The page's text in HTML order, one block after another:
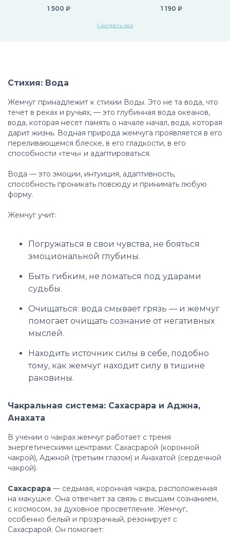
1 500 ₽ 1 190 ₽
Смотреть все
Стихия: Вода
Жемчуг принадлежит к стихии Воды. Это не та вода, что
течет в реках и ручьях, — это глубинная вода океанов,
вода, которая несет память о начале начал, вода, которая
дарит жизнь. Водная природа жемчуга проявляется в его
переливающемся блеске, в его гладкости, в его
способности «течь» и адаптироваться.
Вода — это эмоции, интуиция, адаптивность,
способность проникать повсюду и принимать любую
форму.
Жемчуг учит:
Погружаться в свои чувства, не бояться
эмоциональной глубины.
Быть гибким, не ломаться под ударами
судьбы.
Очищаться: вода смывает грязь — и жемчуг
помогает очищать сознание от негативных
мыслей.
Находить источник силы в себе, подобно
тому, как жемчуг находит силу в тишине
раковины.
Чакральная система: Сахасрара и Аджна,
Анахата
В учении о чакрах жемчуг работает с тремя
энергетическими центрами: Сахасрарой (коронной
чакрой), Аджной (третьим глазом) и Анахатой (сердечной
чакрой).
Сахасрара — седьмая, коронная чакра, расположенная
на макушке. Она отвечает за связь с высшим сознанием,
с космосом, за духовное просветление. Жемчуг,
особенно белый и прозрачный, резонирует с
Сахасрарой. Он помогает: